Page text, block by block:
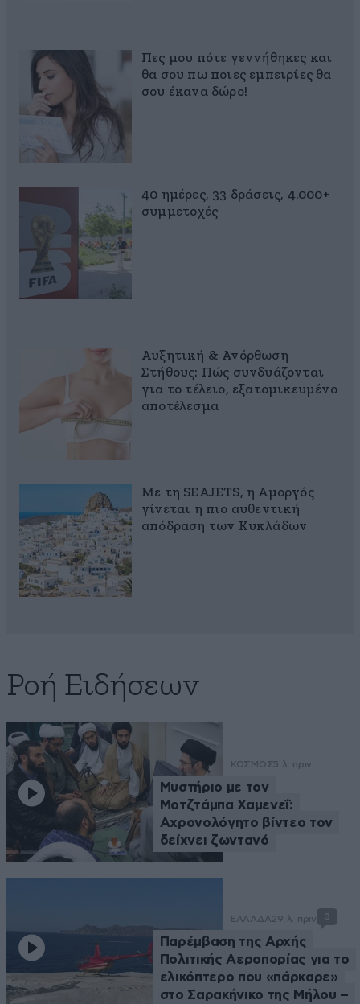
Πες μου πότε γεννήθηκες και
θα σου πω ποιες εμπειρίες θα
σου έκανα δώρο!
40 ημέρες, 33 δράσεις, 4.000+
συμμετοχές
Αυξητική & Ανόρθωση
Στήθους: Πώς συνδυάζονται
για το τέλειο, εξατομικευμένο
αποτέλεσμα
Με τη SEAJETS, η Αμοργός
γίνεται η πιο αυθεντική
απόδραση των Κυκλάδων
Ροή Ειδήσεων
ΚΟΣΜΟΣ5 λ. πριν
Μυστήριο με τον
Μοτζτάμπα Χαμενεΐ:
Αχρονολόγητο βίντεο τον
δείχνει ζωντανό
ΕΛΛΑΔΑ29 λ. πριν 3
Παρέμβαση της Αρχής
Πολιτικής Αεροπορίας για το
ελικόπτερο που «πάρκαρε»
στο Σαρακήνικο της Μήλου –